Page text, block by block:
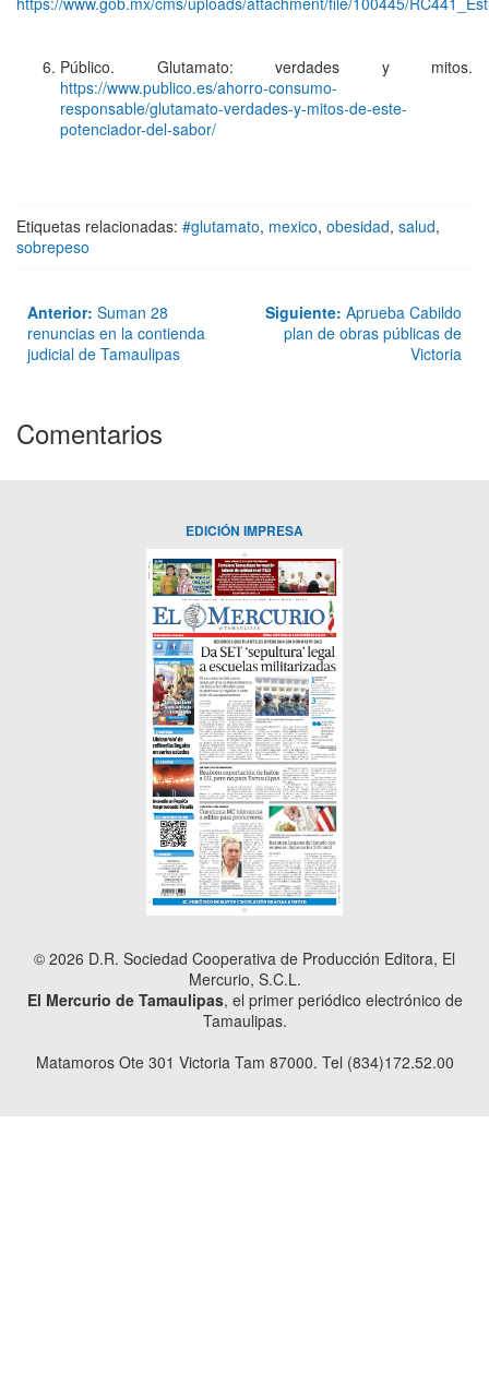
Público. Glutamato: verdades y mitos.
https://www.publico.es/ahorro-consumo-
responsable/glutamato-verdades-y-mitos-de-este-
potenciador-del-sabor/
Etiquetas relacionadas: #glutamato, mexico, obesidad, salud,
sobrepeso
Anterior: Suman 28
renuncias en la contienda
judicial de Tamaulipas
Siguiente: Aprueba Cabildo
plan de obras públicas de
Victoria
Comentarios
EDICIÓN IMPRESA
© 2026 D.R. Sociedad Cooperativa de Producción Editora, El
Mercurio, S.C.L.
El Mercurio de Tamaulipas, el primer periódico electrónico de
Tamaulipas.
Matamoros Ote 301 Victoria Tam 87000. Tel (834)172.52.00